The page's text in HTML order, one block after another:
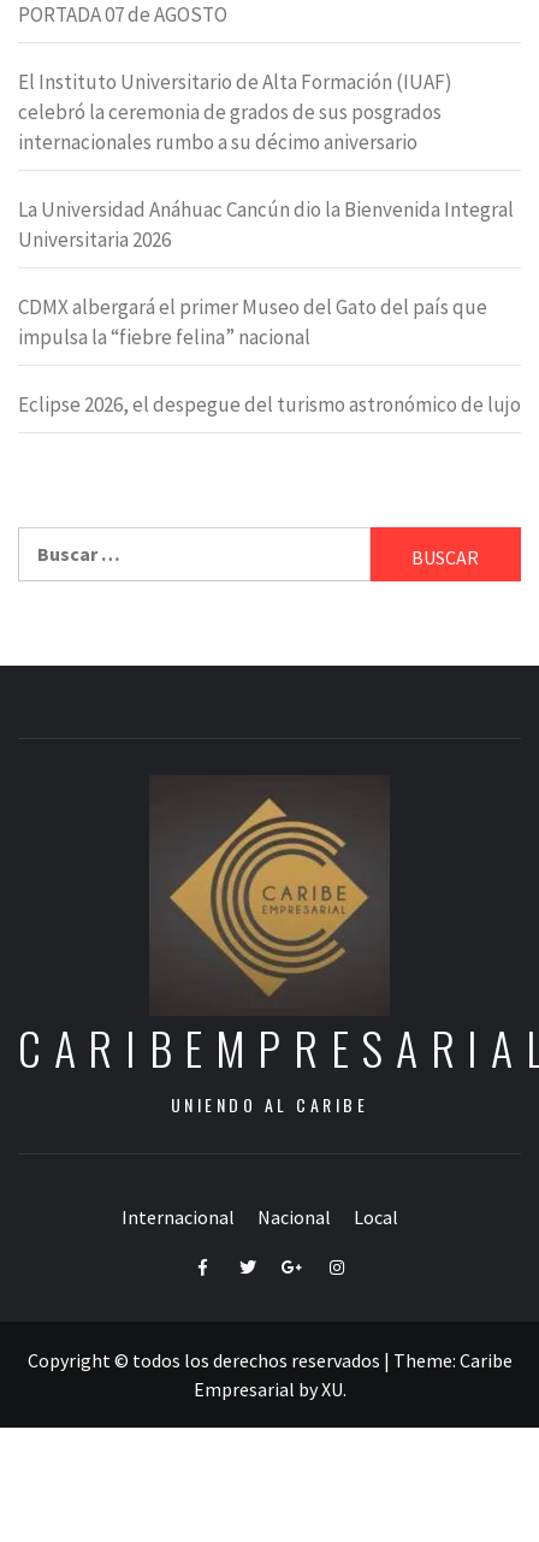
PORTADA 07 de AGOSTO
El Instituto Universitario de Alta Formación (IUAF)
celebró la ceremonia de grados de sus posgrados
internacionales rumbo a su décimo aniversario
La Universidad Anáhuac Cancún dio la Bienvenida Integral
Universitaria 2026
CDMX albergará el primer Museo del Gato del país que
impulsa la “fiebre felina” nacional
Eclipse 2026, el despegue del turismo astronómico de lujo
UNIENDO AL CARIBE
Internacional Nacional Local
FacebookTwitterGoogle+Instagram
Copyright © todos los derechos reservados | Theme: Caribe
Empresarial byXU.